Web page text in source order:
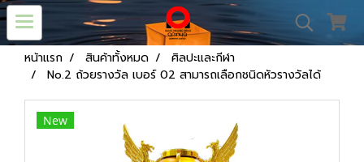
หน้าแรก สินค้าทั้งหมด
ศิลปะและกีฬา
No.2 ถ้วยรางวัล เบอร์ 02 สามารถเลือกชนิดหัวรางวัลได้
New